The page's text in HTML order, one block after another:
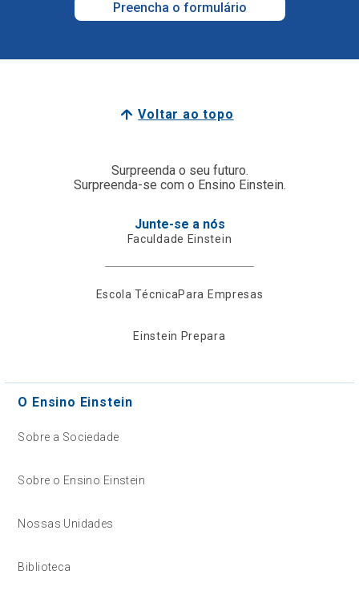
Preencha o formulário
Voltar ao topo
Surpreenda o seu futuro.
Surpreenda-se com o Ensino Einstein.
Junte-se a nós
Faculdade Einstein
Escola TécnicaPara Empresas
Einstein Prepara
O Ensino Einstein
Sobre a Sociedade
Sobre o Ensino Einstein
Nossas Unidades
Biblioteca